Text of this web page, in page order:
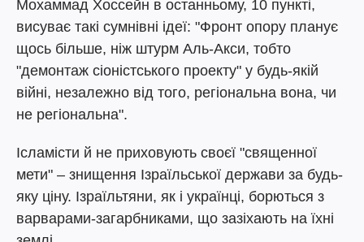
Мохаммад Хоссейн в останньому, 10 пункті,
висуває такі сумнівні ідеї: "Фронт опору планує
щось більше, ніж штурм Аль-Акси, тобто
"демонтаж сіоністського проекту" у будь-якій
війні, незалежно від того, регіональна вона, чи
не регіональна".
Ісламісти й не приховують своєї "священної
мети" – знищення Ізраїльської держави за будь-
яку ціну. Ізраїльтяни, як і українці, борються з
варварами-загарбниками, що зазіхають на їхні